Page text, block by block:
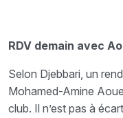
RDV demain avec
Selon Djebbari, un
Mohamed-Amine
club. Il n’est pas à